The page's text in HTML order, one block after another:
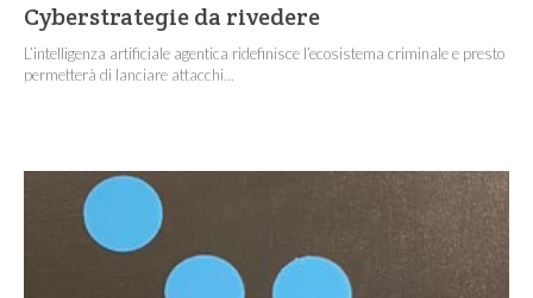
Cyberstrategie da rivedere
L’intelligenza artificiale agentica ridefinisce l’ecosistema criminale e presto
permetterà di lanciare attacchi...